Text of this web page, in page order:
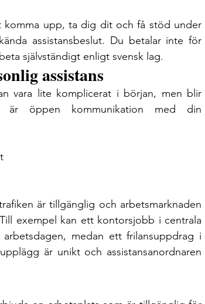
komma upp, ta dig dit och få stöd under
assistansbeslut. Du betalar inte för
självständigt enligt svensk lag.
assistans
vara lite komplicerat i början, men blir
är öppen kommunikation med din
är tillgänglig och arbetsmarknaden
exempel kan ett kontorsjobb i centrala
medan ett frilansuppdrag i
är unikt och assistansanordnaren